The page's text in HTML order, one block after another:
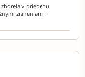
zhorela v priebehu
zraneniami –